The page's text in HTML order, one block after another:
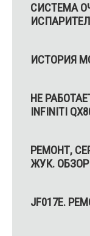
СИСТЕМА
ИСТОРИЯ
НЕ
INFINITI
РЕМОНТ,
ЖУК. ОБЗОР
JF017E.